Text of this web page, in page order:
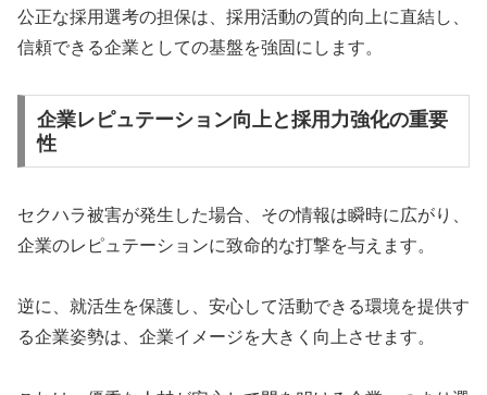
公正な採用選考の担保は、採用活動の質的向上に直結し、
信頼できる企業としての基盤を強固にします。
企業レピュテーション向上と採用力強化の重要
性
セクハラ被害が発生した場合、その情報は瞬時に広がり、
企業のレピュテーションに致命的な打撃を与えます。
逆に、就活生を保護し、安心して活動できる環境を提供す
る企業姿勢は、企業イメージを大きく向上させます。